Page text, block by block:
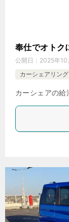
奉仕でオトク
公開日： 2025年10
カーシェアリング
カーシェアの給